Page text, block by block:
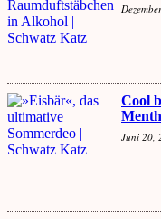
Cool
Juni 20,